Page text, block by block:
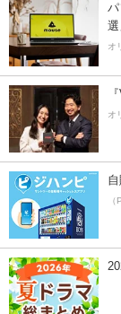
選
オ
オ